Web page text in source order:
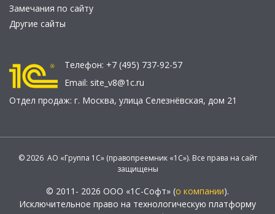
Замечания по сайту
Другие сайты
Телефон: +7 (495) 737-92-57
Email: site_v8@1c.ru
Отдел продаж: г. Москва, улица Селезнёвская, дом 21
© 2026 АО «Группа 1С» (правопреемник «1С»). Все права на сайт
защищены
© 2011- 2026 ООО «1С-Софт» (о компании).
Исключительное право на технологическую платформу